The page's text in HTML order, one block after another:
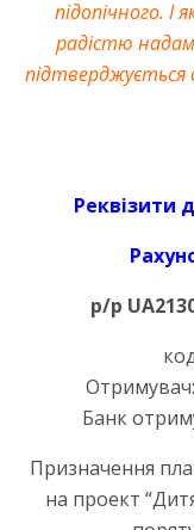
підопічного. І
радістю
підтверджується
Реквізити
р/р
Банк
Призначення
на проект